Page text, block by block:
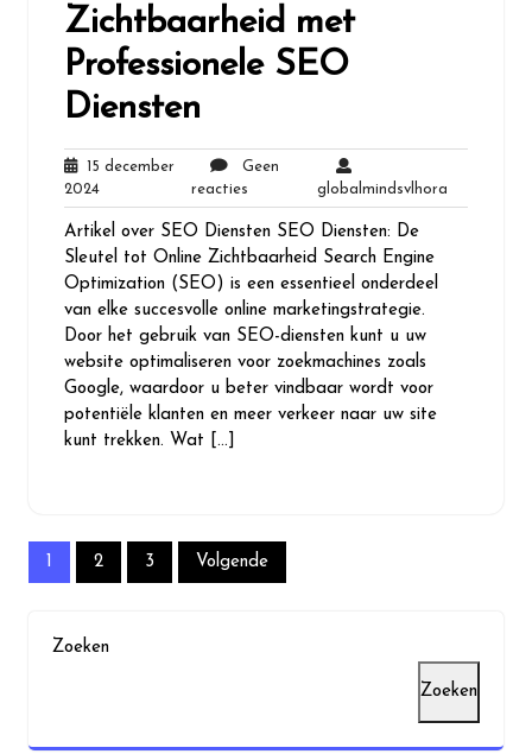
Zichtbaarheid met
Professionele SEO
Diensten
15 december
202415
december
2024
Geen
reactiesGeen
reacties
globalmindsvlhora
Artikel over SEO Diensten SEO Diensten: De
Sleutel tot Online Zichtbaarheid Search Engine
Optimization (SEO) is een essentieel onderdeel
van elke succesvolle online marketingstrategie.
Door het gebruik van SEO-diensten kunt u uw
website optimaliseren voor zoekmachines zoals
Google, waardoor u beter vindbaar wordt voor
potentiële klanten en meer verkeer naar uw site
kunt trekken. Wat […]
Berichten
1 2 3 Volgende
Zoeken
Zoeken